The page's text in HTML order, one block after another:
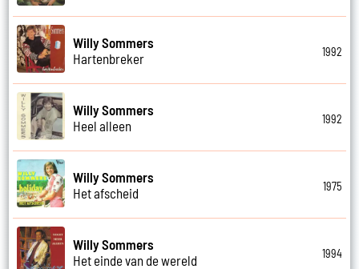
Willy Sommers
Hartenbreker
1992
Willy Sommers
Heel alleen
1992
Willy Sommers
Het afscheid
1975
Willy Sommers
Het einde van de wereld
1994